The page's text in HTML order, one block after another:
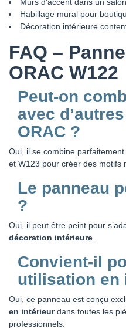
Habillage mural pour
Décoration intérieure
FAQ –
ORAC W122
Peut-on
avec
ORAC ?
Oui, il se combine
et W123 pour créer des motifs
Le panneau
?
Oui, il peut être peint pour
décoration intérieure
Convient-il
utilisation en
Oui, ce panneau est conçu
en intérieurdans toutes les
professionnels.